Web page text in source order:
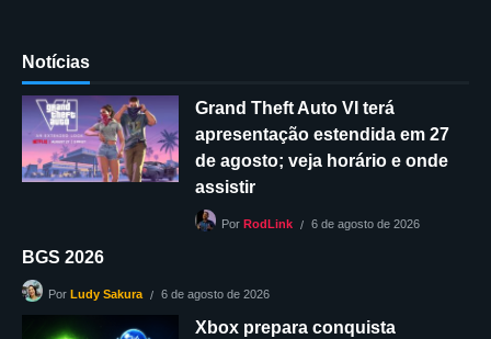
Notícias
Grand Theft Auto VI terá
apresentação estendida em 27
de agosto; veja horário e onde
assistir
Por RodLink 6 de agosto de 2026
BGS 2026
Por Ludy Sakura 6 de agosto de 2026
Xbox prepara conquista